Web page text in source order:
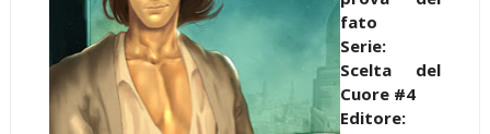
fato
Serie:
Scelta del
Cuore #4
Editore: